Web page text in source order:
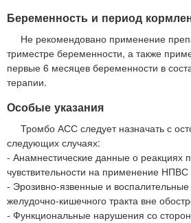
Беременность и период
Не рекомендовано применение
триместре беременности, а также
первые 6 месяцев беременности в
терапии.
Особые указания
Тромбо АСС следует назначать с
следующих случаях:
- Анамнестические данные о реакциях
чувствительности на применение НПВС
- Эрозивно-язвенные и
желудочно-кишечного тракта вне
- Функциональные нарушения со